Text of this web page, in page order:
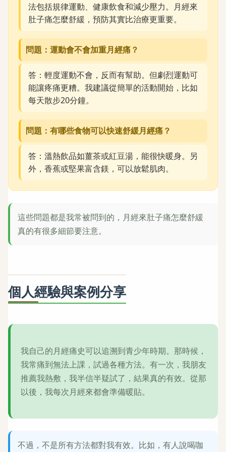
法包括規律運動、健康飲食和減少壓力。月經來
肚子痛怎麼舒緩，預防其實比治療更重要。
問題：運動會不會加重月經痛？
答：輕度運動不會，反而有幫助。但劇烈運動可
能讓疼痛更糟。我建議從簡單的活動開始，比如
每天散步20分鐘。
問題：有哪些食物可以快速舒緩月經痛？
答：溫熱飲品如薑茶或紅豆湯，能很快暖身。另
外，香蕉或堅果富含鎂，可以放鬆肌肉。
這些問題都是我常被問到的，月經來肚子痛怎麼舒緩
真的有很多細節要注意。
個人經驗與案例分享
我自己的月經痛史可以追溯到青少年時期。那時候，
我常痛到無法上課，試過各種方法。有一次，我朋友
推薦我熱敷，我半信半疑試了，結果真的有效。從那
以後，我每次月經來都會準備暖貼。
不過，不是所有方法都對我有效。比如，有人說喝咖